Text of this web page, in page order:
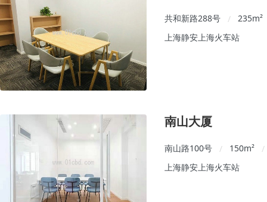
共和新路288号 / 235m²
上海静安上海火车站
南山大厦
南山路100号 / 150m²
/
上海静安上海火车站